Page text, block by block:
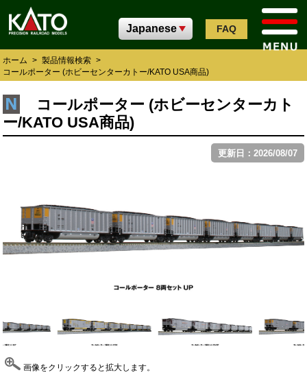
FAQ
ホーム > 製品情報検索 >
コールポーター (ホビーセンターカトー/KATO USA商品)
コールポーター (ホビーセンターカト
ー/KATO USA商品)
更新日：2026/08/07
画像をクリックすると拡大します。